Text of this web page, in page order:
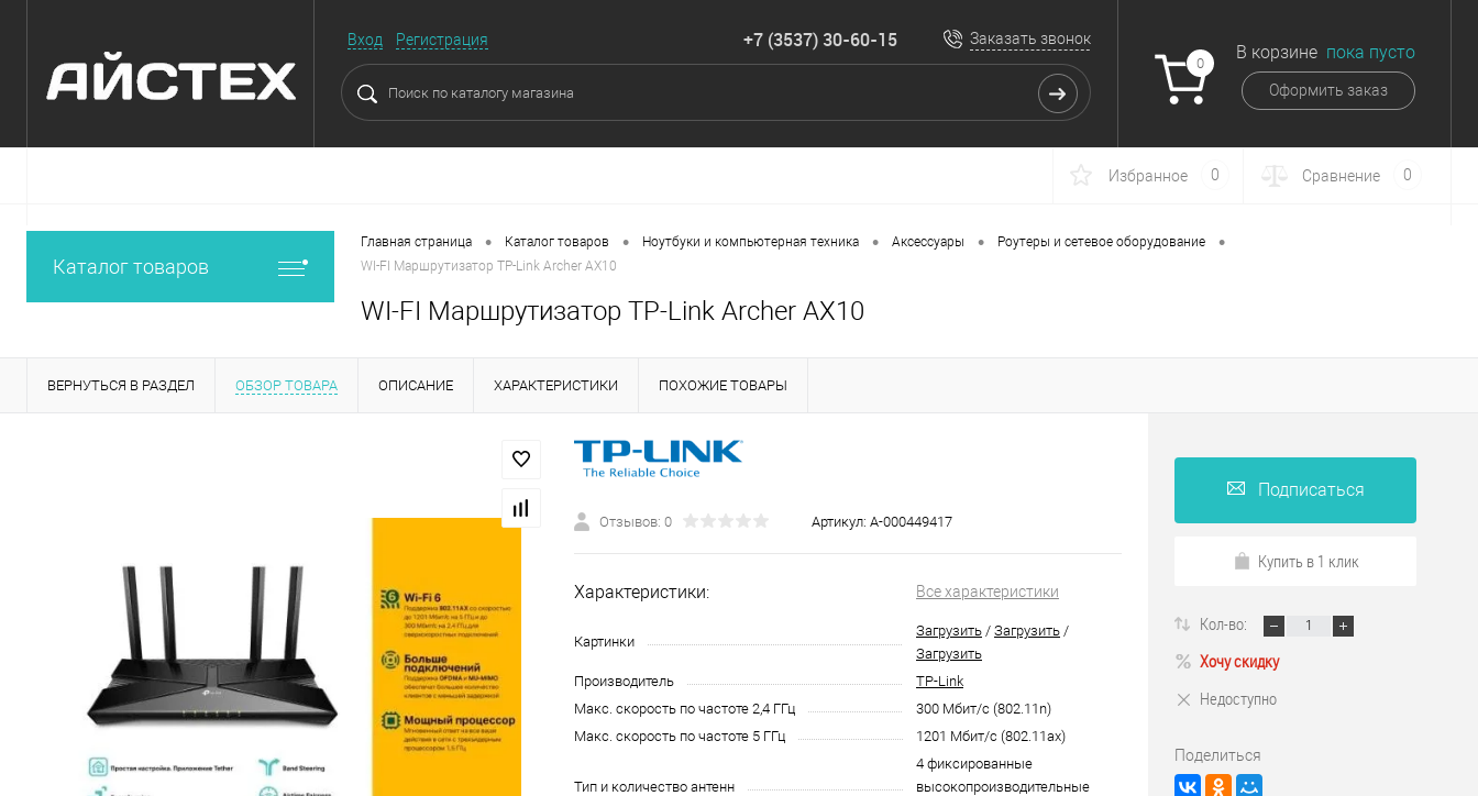
Вход Регистрация +7 (3537) 30-60-15 Заказать звонок
0
В корзине пока пусто
Оформить заказ
Избранное 0 Сравнение 0
Каталог товаров
Главная страница • Каталог товаров • Ноутбуки и компьютерная техника • Аксессуары • Роутеры и сетевое оборудование •
WI-FI Маршрутизатор TP-Link Archer AX10
WI-FI Маршрутизатор TP-Link Archer AX10
ВЕРНУТЬСЯ В РАЗДЕЛ ОБЗОР ТОВАРА ОПИСАНИЕ ХАРАКТЕРИСТИКИ ПОХОЖИЕ ТОВАРЫ
Отзывов: 0 Артикул: А-000449417
Характеристики: Все характеристики
Картинки
Загрузить / Загрузить /
Загрузить
Производитель
TP-Link
Макс. скорость по частоте 2,4 ГГц
300 Мбит/с (802.11n)
Макс. скорость по частоте 5 ГГц
1201 Мбит/с (802.11ax)
Тип и количество антенн
4 фиксированные
высокопроизводительные
Подписаться
Купить в 1 клик
Кол-во:
Хочу скидку
Недоступно
Поделиться